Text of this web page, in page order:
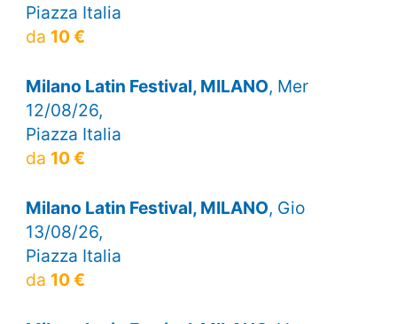
Piazza Italia
da 10 €
Milano Latin Festival, MILANO, Mer
12/08/26,
Piazza Italia
da 10 €
Milano Latin Festival, MILANO, Gio
13/08/26,
Piazza Italia
da 10 €